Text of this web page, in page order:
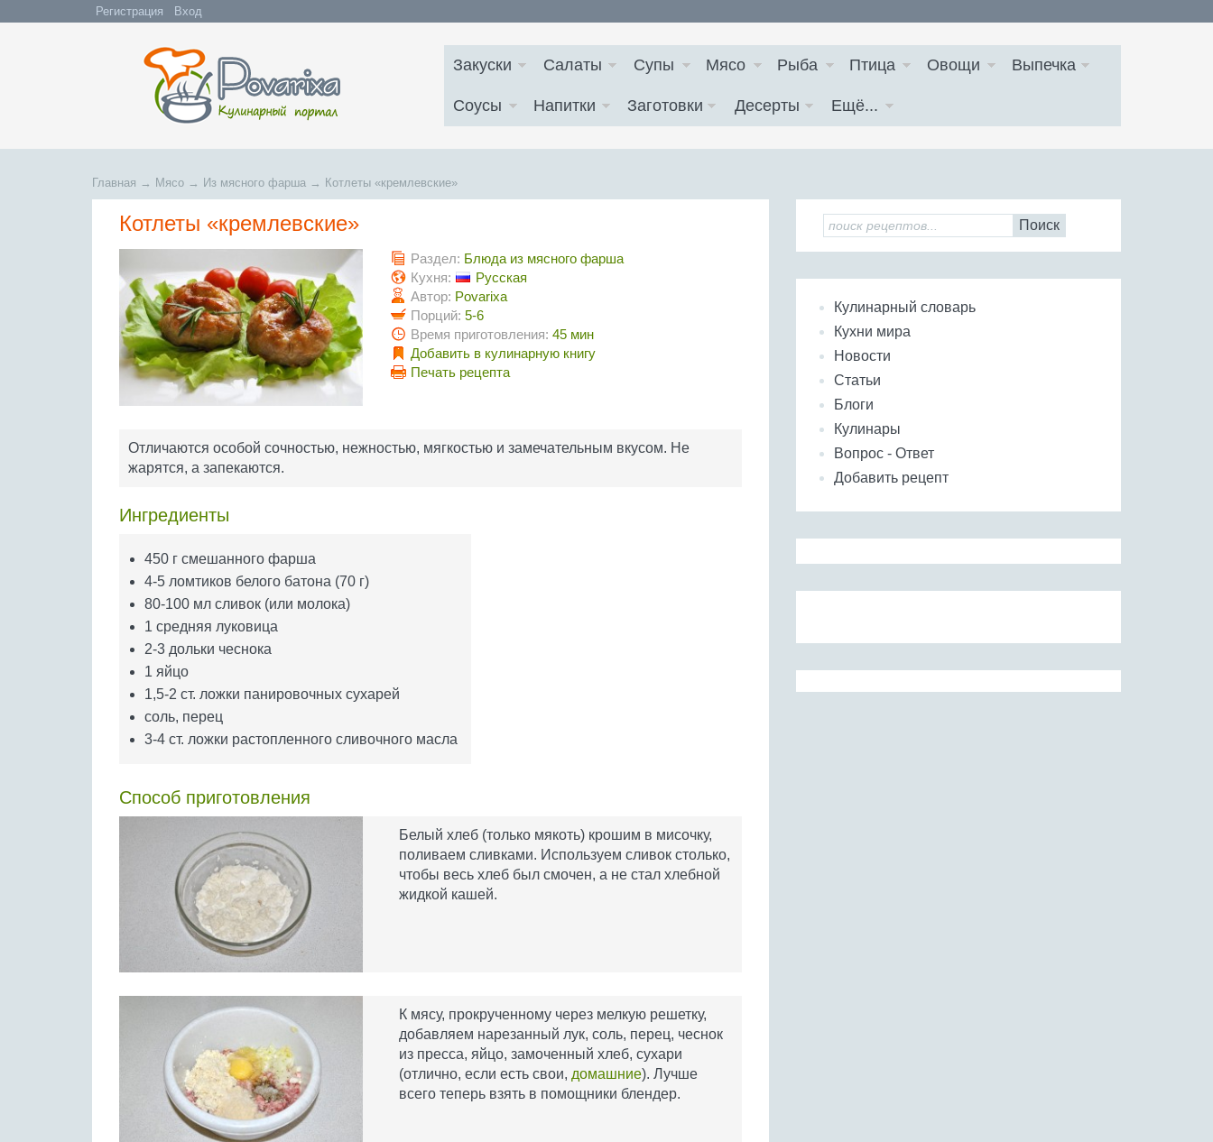
Регистрация Вход
Закуски Салаты Супы Мясо Рыба Птица Овощи Выпечка
Соусы Напитки Заготовки Десерты Ещё...
Главная → Мясо → Из мясного фарша → Котлеты «кремлевские»
Котлеты «кремлевские»
Раздел: Блюда из мясного фарша
Кухня:
Русская
Автор: Povarixa
Порций: 5-6
Время приготовления: 45 мин
Добавить в кулинарную книгу
Печать рецепта
Отличаются особой сочностью, нежностью, мягкостью и замечательным вкусом. Не
жарятся, а запекаются.
Ингредиенты
450 г смешанного фарша
4-5 ломтиков белого батона (70 г)
80-100 мл сливок (или молока)
1 средняя луковица
2-3 дольки чеснока
1 яйцо
1,5-2 ст. ложки панировочных сухарей
соль, перец
3-4 ст. ложки растопленного сливочного масла
Способ приготовления
Белый хлеб (только мякоть) крошим в мисочку,
поливаем сливками. Используем сливок столько,
чтобы весь хлеб был смочен, а не стал хлебной
жидкой кашей.
К мясу, прокрученному через мелкую решетку,
добавляем нарезанный лук, соль, перец, чеснок
из пресса, яйцо, замоченный хлеб, сухари
(отлично, если есть свои, домашние). Лучше
всего теперь взять в помощники блендер.
Поиск
Кулинарный словарь
Кухни мира
Новости
Статьи
Блоги
Кулинары
Вопрос - Ответ
Добавить рецепт